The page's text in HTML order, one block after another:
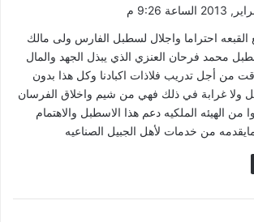
القبعه احتراما واجلال لسطبل الفارس ولى مالك
محمد فرحان العنزي الذي يبذل الجهد والمال
من أجل تدريب فلاذات اكبادنا وكل هذا بدون
ولا غرابة في ذلك فهي من شيم واخلاق الفرسان
من الهيئه الملكيه دعم هذا الاسطبل والاهتمام
من خدمات لأهل الجبيل الصناعيه